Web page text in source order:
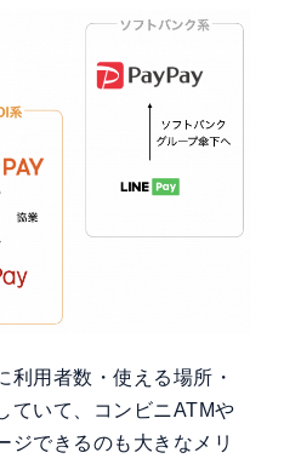
利用者数・使える場所・
ていて、コンビニATMや
ジできるのも大きなメリ